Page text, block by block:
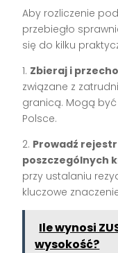
Aby rozliczenie
przebiegło
się do kilku
1. Zbieraj i
związane z
granicą. Mogą
Polsce.
2. Prowadź
poszczególnych
przy ustalaniu
kluczowe
Ile wynosi
wysokość?